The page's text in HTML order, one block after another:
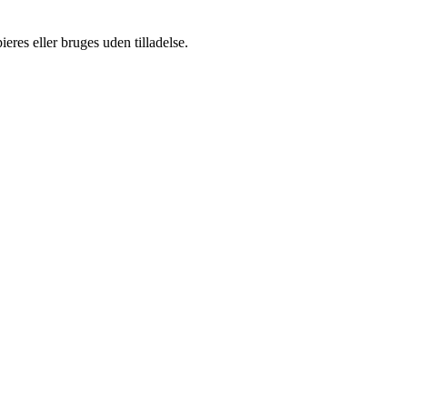
eller bruges uden tilladelse.